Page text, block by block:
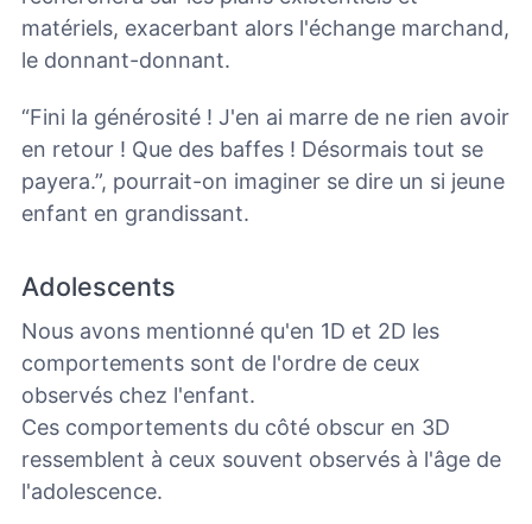
matériels, exacerbant alors l'échange marchand,
le donnant-donnant.
“Fini la générosité ! J'en ai marre de ne rien avoir
en retour ! Que des baffes ! Désormais tout se
payera.”, pourrait-on imaginer se dire un si jeune
enfant en grandissant.
Adolescents
Nous avons mentionné qu'en 1D et 2D les
comportements sont de l'ordre de ceux
observés chez l'enfant.
Ces comportements du côté obscur en 3D
ressemblent à ceux souvent observés à l'âge de
l'adolescence.